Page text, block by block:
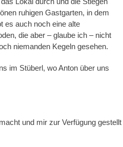
ruhigen Gastgarten, in dem
es auch noch eine alte
die aber – glaube ich – nicht
niemanden Kegeln gesehen.
im Stüberl, wo Anton über uns
und mir zur Verfügung gestellt